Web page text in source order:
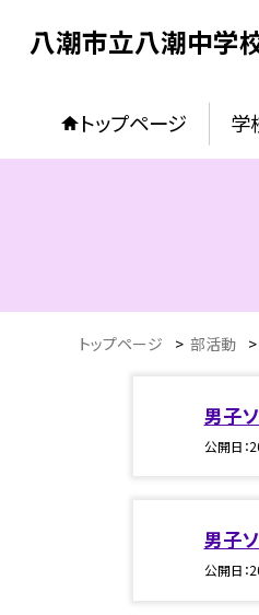
八潮市立八潮中学
トップページ 学
トップページ > 部活動 >
男子
公開日
男子
公開日